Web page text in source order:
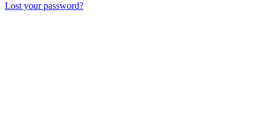
Lost your password?